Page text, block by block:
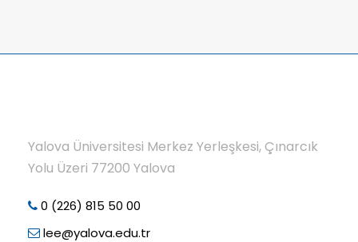
Yalova Üniversitesi Merkez Yerleşkesi, Çınarcık
Yolu Üzeri 77200 Yalova
0 (226) 815 50 00
lee@yalova.edu.tr